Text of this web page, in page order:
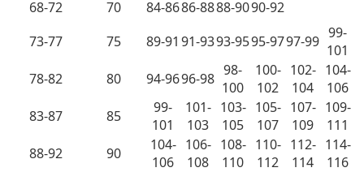
68-72 70 84-8686-8888-9090-92
73-77
75 89-91 91-9393-9595-9797-99 99-
101
78-82
80 94-9696-98 98-
100
100-
102
102-
104
104-
106
83-87
85
99-
101
101-
103
103-
105
105-
107
107-
109
109-
111
88-92
90
104-
106
106-
108
108-
110
110-
112
112-
114
114-
116